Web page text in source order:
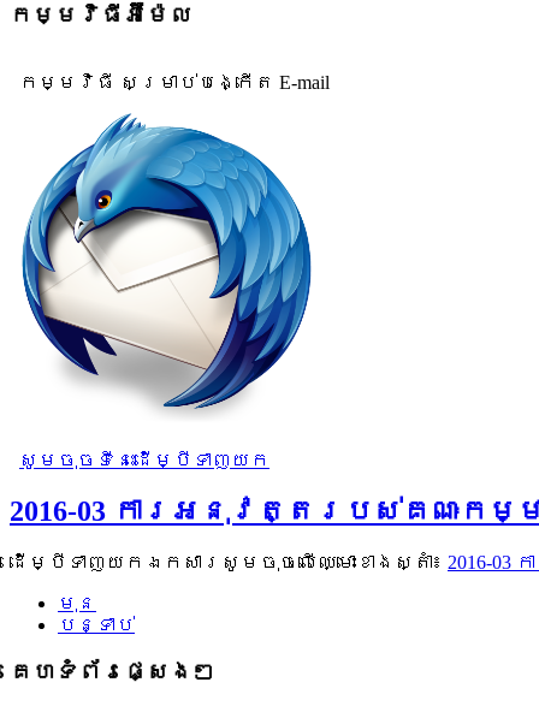
កម្មវិធីអ៊ីម៉ែល
កម្មវិធី សម្រាប់បង្កើត E-mail
សូមចុចទីនេះដើម្បីទាញយក
2016-03 ការអនុវត្តរបស់គណៈកម្ម
ដើម្បីទាញយកឯកសារសូមចុចលើឈ្មោះខាងស្តាំ៖ 2016-
មុន
បន្ទាប់
គេហទំព័រផ្សេងៗ